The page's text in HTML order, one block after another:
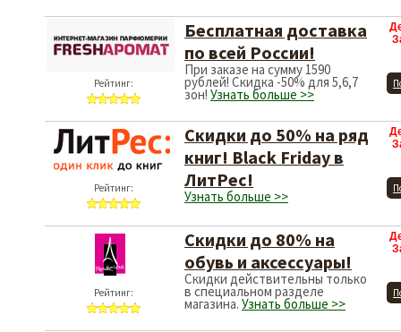
Рейтинг:
Бесплатная доставка
по всей России!
При заказе на сумму 1590
рублей! Скидка -50% для 5,6,7
зон! Узнать больше >>
Рейтинг:
Скидки до 50% на ряд
книг! Black Friday в
ЛитРес!
Узнать больше >>
Рейтинг:
Скидки до 80% на
обувь и аксессуары!
Скидки действительны только
в специальном разделе
магазина. Узнать больше >>